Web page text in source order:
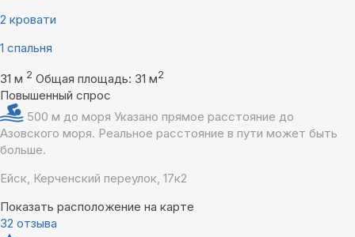
2 кровати
1 спальня
31 м 2 Общая площадь: 31 м2
Повышенный спрос
500 м до моря Указано прямое расстояние до
Азовского моря. Реальное расстояние в пути может быть
больше.
Ейск, Керченский переулок, 17к2
Показать расположение на карте
32 отзыва